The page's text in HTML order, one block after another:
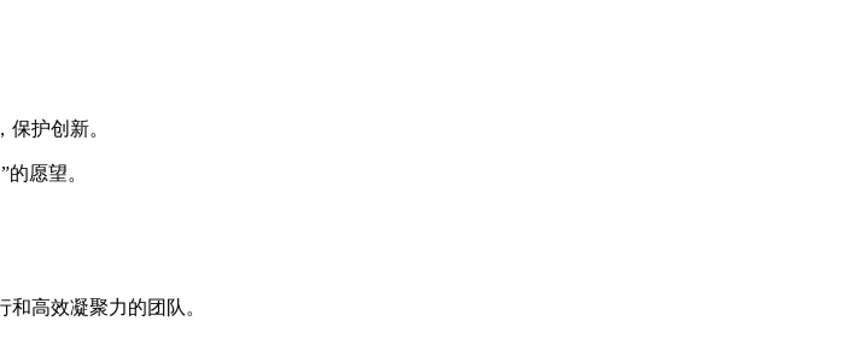
护创新。
愿望。
高效凝聚力的团队。